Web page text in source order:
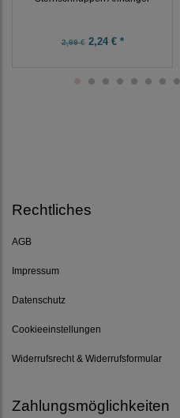
2,99 €2,24 € *
Rechtliches
AGB
Impressum
Datenschutz
Cookieeinstellungen
Widerrufsrecht & Widerrufsformular
Zahlungsmöglichkeiten